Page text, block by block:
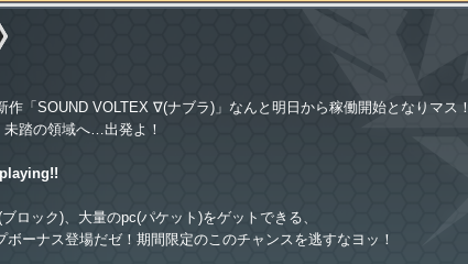
「SOUND VOLTEX ∇(ナブラ)」なんと明日から稼働開始となりマス！
踏の領域へ…出発よ！
ロック)、大量のpc(パケット)をゲットできる、
ボーナス登場だゼ！期間限定のこのチャンスを逃すなヨッ！